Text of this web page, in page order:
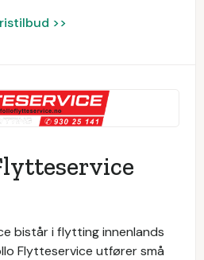
>>
bistår i flytting innenlands
Flytteservice utfører små